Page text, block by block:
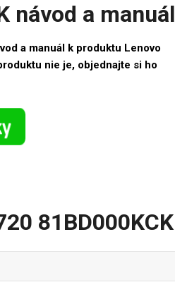
návod a manuál
a manuál k produktu Lenovo
nie je, objednajte si ho
81BD000KCK